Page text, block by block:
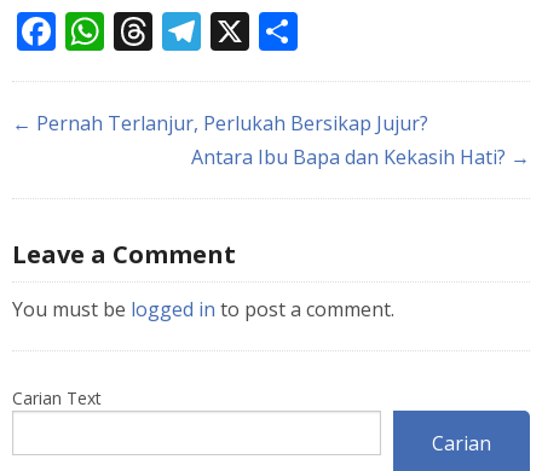
Facebook
WhatsApp
Threads
Telegram
X
← Pernah Terlanjur, Perlukah Bersikap Jujur?
Antara Ibu Bapa dan Kekasih Hati? →
Leave a Comment
You must be logged in to post a comment.
Carian Text
Carian